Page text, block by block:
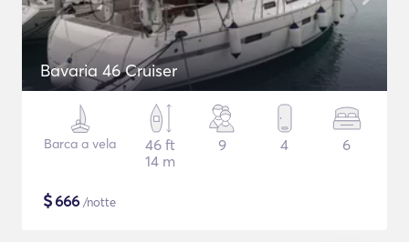
Bavaria 46 Cruiser
Barca a vela
46 ft
14 m
9 4 6
$666 /notte